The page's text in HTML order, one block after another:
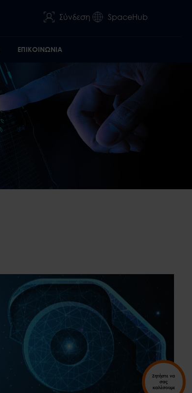
Ζητήστε να
σας
καλέσουμε
Σύνδεση SpaceHub
ΕΠΙΚΟΙΝΩΝΙΑ